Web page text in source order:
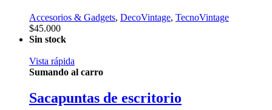
Accesorios & Gadgets, DecoVintage, TecnoVintage
$45.000
Sin stock
Vista rápida
Sumando al carro
Sacapuntas de escritorio